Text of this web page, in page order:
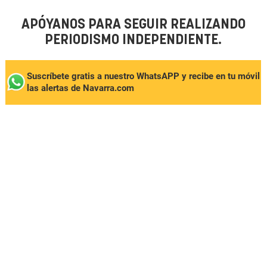
APÓYANOS PARA SEGUIR REALIZANDO
PERIODISMO INDEPENDIENTE.
Suscríbete gratis a nuestro WhatsAPP y recibe en tu móvil
las alertas de Navarra.com